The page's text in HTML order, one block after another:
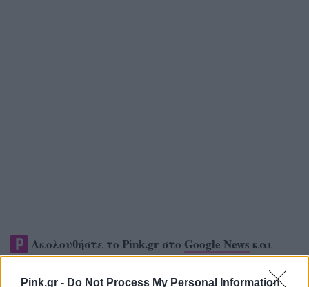
Pink.gr - Do Not Process My Personal Information
Ακολουθήστε το Pink.gr στο Google News και
μάθετε πρώτοιτα πιο hot νέα.